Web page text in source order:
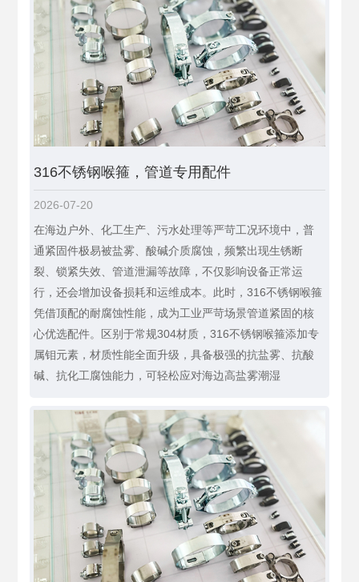
316不锈钢喉箍，管道专用配件
2026-07-20
在海边户外、化工生产、污水处理等严苛工况环境中，普
通紧固件极易被盐雾、酸碱介质腐蚀，频繁出现生锈断
裂、锁紧失效、管道泄漏等故障，不仅影响设备正常运
行，还会增加设备损耗和运维成本。此时，316不锈钢喉箍
凭借顶配的耐腐蚀性能，成为工业严苛场景管道紧固的核
心优选配件。区别于常规304材质，316不锈钢喉箍添加专
属钼元素，材质性能全面升级，具备极强的抗盐雾、抗酸
碱、抗化工腐蚀能力，可轻松应对海边高盐雾潮湿